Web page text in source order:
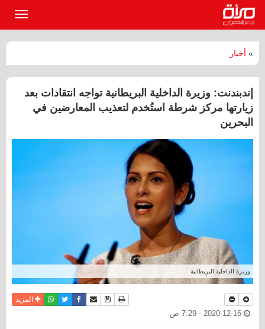
» أخبار
إندبندنت: وزيرة الداخلية البريطانية تواجه انتقادات بعد
زيارتها مركز شرطة استُخدم لتعذيب المعارضين في
البحرين
وزيرة الداخلية البريطانية
نسخة للطباعة
حفظ الموضوع
أرسل الى صديق
فيسبوكتويترواتسابالمزيد